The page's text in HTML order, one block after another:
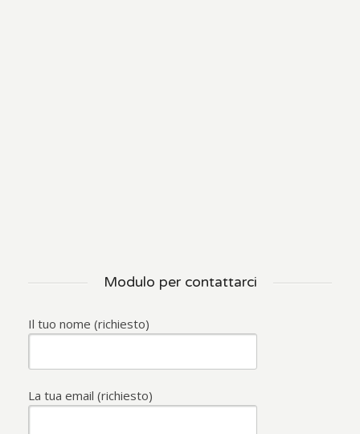
Modulo per contattarci
Il tuo nome (richiesto)
La tua email (richiesto)